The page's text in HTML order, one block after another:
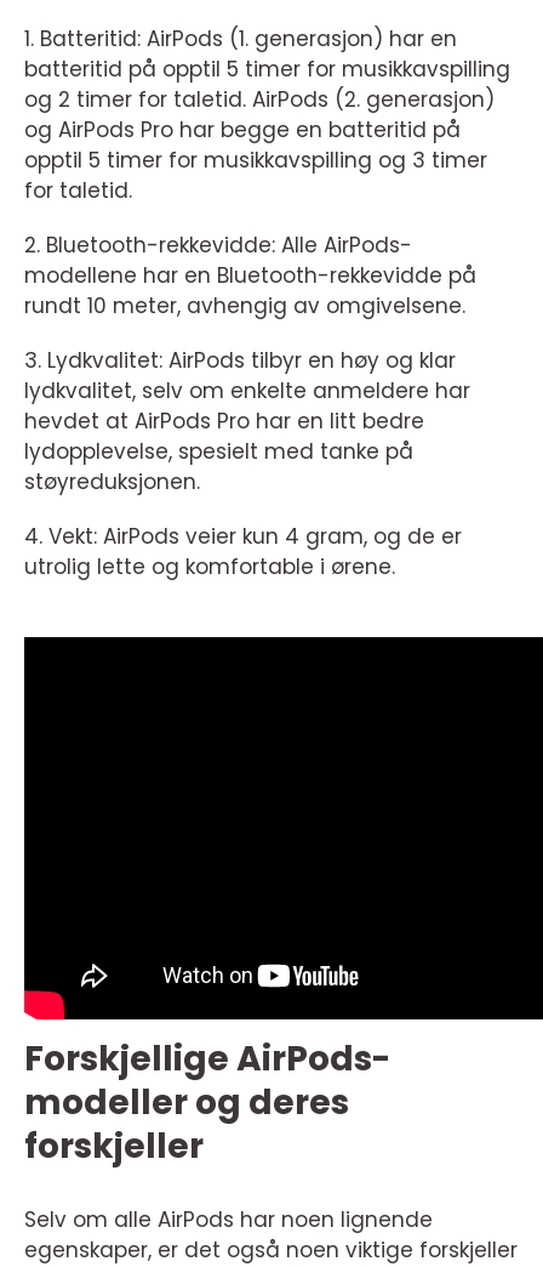
1. Batteritid: AirPods (1. generasjon) har en
batteritid på opptil 5 timer for musikkavspilling
og 2 timer for taletid. AirPods (2. generasjon)
og AirPods Pro har begge en batteritid på
opptil 5 timer for musikkavspilling og 3 timer
for taletid.
2. Bluetooth-rekkevidde: Alle AirPods-
modellene har en Bluetooth-rekkevidde på
rundt 10 meter, avhengig av omgivelsene.
3. Lydkvalitet: AirPods tilbyr en høy og klar
lydkvalitet, selv om enkelte anmeldere har
hevdet at AirPods Pro har en litt bedre
lydopplevelse, spesielt med tanke på
støyreduksjonen.
4. Vekt: AirPods veier kun 4 gram, og de er
utrolig lette og komfortable i ørene.
Forskjellige AirPods-
modeller og deres
forskjeller
Selv om alle AirPods har noen lignende
egenskaper, er det også noen viktige forskjeller